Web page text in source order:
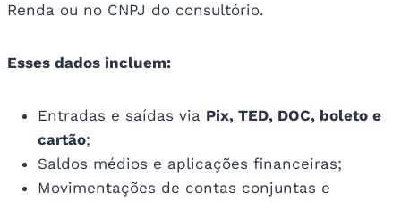
Renda ou no CNPJ do consultório.
Esses dados incluem:
Entradas e saídas via Pix, TED, DOC, boleto e
cartão;
Saldos médios e aplicações financeiras;
Movimentações de contas conjuntas e